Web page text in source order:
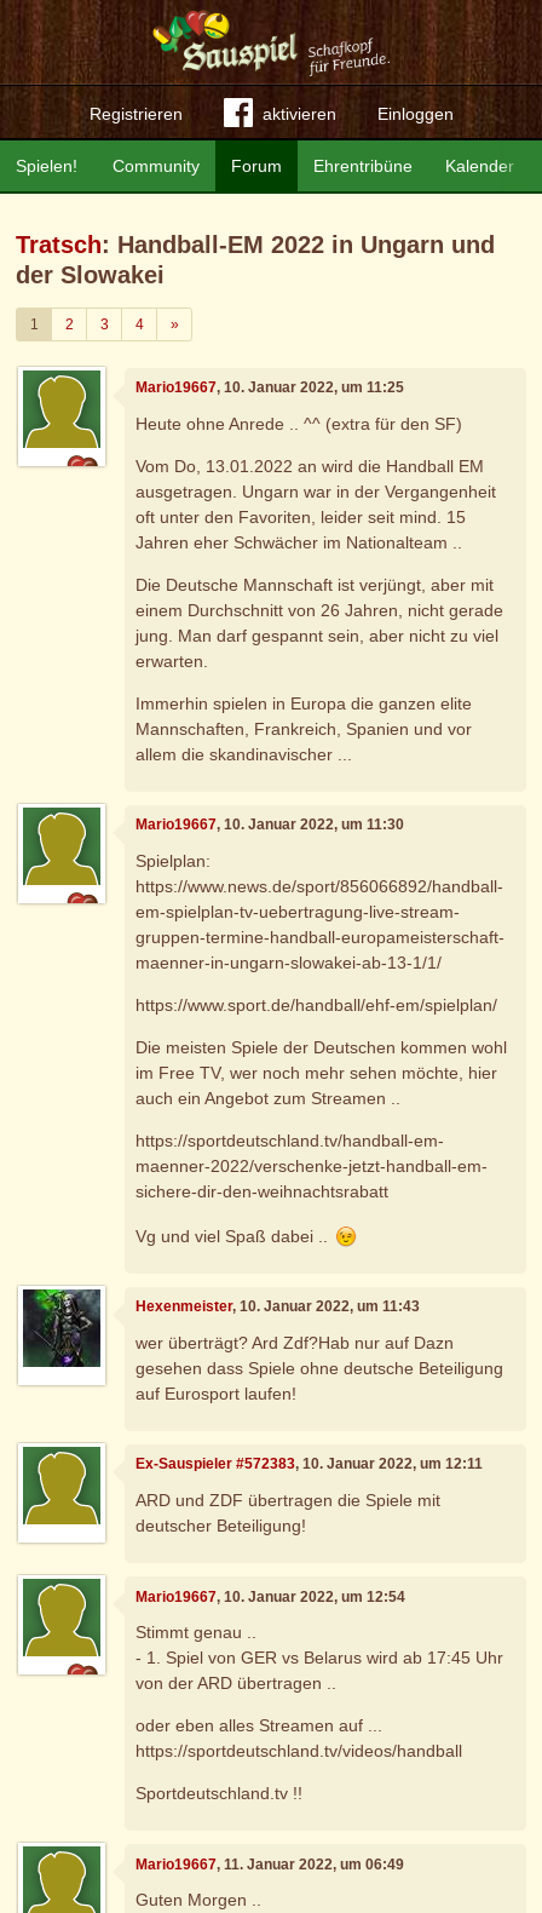
Registrieren aktivieren Einloggen
Community Forum Ehrentribüne Kalender
Spielen!
Tratsch: Handball-EM 2022 in Ungarn und
der Slowakei
1 2 3 4 »Weiter
Mario19667, 10. Januar 2022, um 11:25
Heute ohne Anrede .. ^^ (extra für den SF)
Vom Do, 13.01.2022 an wird die Handball EM
ausgetragen. Ungarn war in der Vergangenheit
oft unter den Favoriten, leider seit mind. 15
Jahren eher Schwächer im Nationalteam ..
Die Deutsche Mannschaft ist verjüngt, aber mit
einem Durchschnitt von 26 Jahren, nicht gerade
jung. Man darf gespannt sein, aber nicht zu viel
erwarten.
Immerhin spielen in Europa die ganzen elite
Mannschaften, Frankreich, Spanien und vor
allem die skandinavischer ...
Mario19667, 10. Januar 2022, um 11:30
Spielplan:
https://www.news.de/sport/856066892/handball-
em-spielplan-tv-uebertragung-live-stream-
gruppen-termine-handball-europameisterschaft-
maenner-in-ungarn-slowakei-ab-13-1/1/
https://www.sport.de/handball/ehf-em/spielplan/
Die meisten Spiele der Deutschen kommen wohl
im Free TV, wer noch mehr sehen möchte, hier
auch ein Angebot zum Streamen ..
https://sportdeutschland.tv/handball-em-
maenner-2022/verschenke-jetzt-handball-em-
sichere-dir-den-weihnachtsrabatt
Vg und viel Spaß dabei ..
Hexenmeister, 10. Januar 2022, um 11:43
wer überträgt? Ard Zdf?Hab nur auf Dazn
gesehen dass Spiele ohne deutsche Beteiligung
auf Eurosport laufen!
Ex-Sauspieler #572383, 10. Januar 2022, um 12:11
ARD und ZDF übertragen die Spiele mit
deutscher Beteiligung!
Mario19667, 10. Januar 2022, um 12:54
Stimmt genau ..
- 1. Spiel von GER vs Belarus wird ab 17:45 Uhr
von der ARD übertragen ..
oder eben alles Streamen auf ...
https://sportdeutschland.tv/videos/handball
Sportdeutschland.tv !!
Mario19667, 11. Januar 2022, um 06:49
Guten Morgen ..